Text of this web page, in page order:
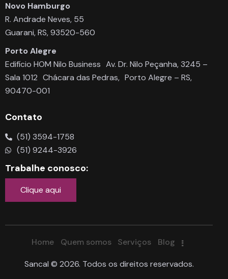
Novo Hamburgo
R. Andrade Neves, 55
Guarani, RS, 93520-560
Porto Alegre
Edifício HOM Nilo Business Av. Dr. Nilo Peçanha, 3245 –
Sala 1012 Chácara das Pedras, Porto Alegre – RS,
90470-001
Contato
(51) 3594-1758
(51) 9244-3926
Trabalhe conosco:
Clique aqui
Home Quem somos Serviços Blog
Sancal © 2026. Todos os direitos reservados.